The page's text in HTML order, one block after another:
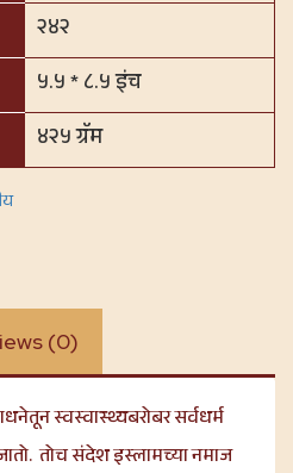
२४२
५.५ * ८.५ इंच
४२५ ग्रॅम
(0)
स्वस्वास्थ्यबरोबर सर्वधर्म
तोच संदेश इस्लामच्या नमाज